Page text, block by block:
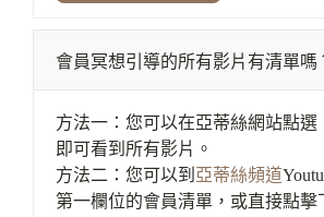
會員冥想引導的所有影片有清單嗎
方法一：您可以在亞蒂絲網站點選
即可看到所有影片。
方法二：您可以到 亞蒂絲頻道
第一欄位的會員清單，或直接點擊